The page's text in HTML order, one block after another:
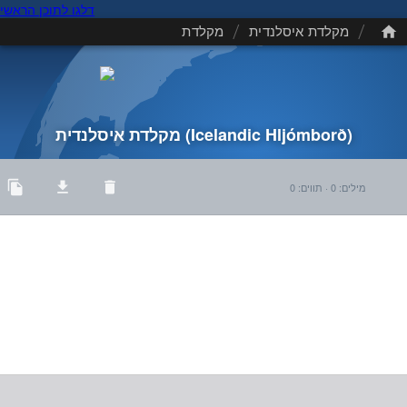
דלגו לתוכן הראשי
/ מקלדת איסלנדית / מקלדת
מקלדת איסלנדית (Icelandic Hljómborð)
מילים:
0
· תווים:
0